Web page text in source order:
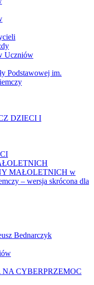
Uczniów
Podstawowej im.
DZIECI I
MAŁOLETNICH w
– wersja skrócona dla
Bednarczyk
CYBERPRZEMOC